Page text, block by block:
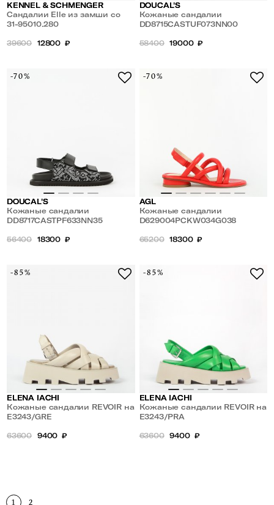
KENNEL & SCHMENGER
Сандалии Elle из замши со
стразами
31-95010.280
39600 12800 ₽
DOUCAL'S
Кожаные сандалии
DD8715CASTUF073NN00
58400 19000 ₽
-70%
DOUCAL'S
Кожаные сандалии
DD8717CASTPF633NN35
56400 18300 ₽
-70%
AGL
Кожаные сандалии
D629004PCKW034G038
65200 18300 ₽
-85%
ELENA IACHI
Кожаные сандалии REVOIR на
толстой подошве
E3243/GRE
63600 9400 ₽
-85%
ELENA IACHI
Кожаные сандалии REVOIR на
толстой подошве
E3243/PRA
63600 9400 ₽
1 2